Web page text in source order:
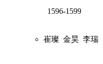
1596-1599
崔璨 金昊 李瑞